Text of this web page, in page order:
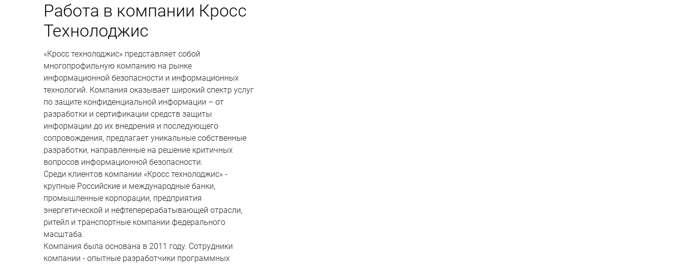
Работа в компании Кросс
Технолоджис
«Кросс технолоджис» представляет собой
многопрофильную компанию на рынке
информационной безопасности и информационных
технологий. Компания оказывает широкий спектр услуг
по защите конфиденциальной информации – от
разработки и сертификации средств защиты
информации до их внедрения и последующего
сопровождения, предлагает уникальные собственные
разработки, направленные на решение критичных
вопросов информационной безопасности.
Среди клиентов компании «Кросс технолоджис» -
крупные Российские и международные банки,
промышленные корпорации, предприятия
энергетической и нефтеперерабатывающей отрасли,
ритейл и транспортные компании федерального
масштаба.
Компания была основана в 2011 году. Сотрудники
компании - опытные разработчики программных